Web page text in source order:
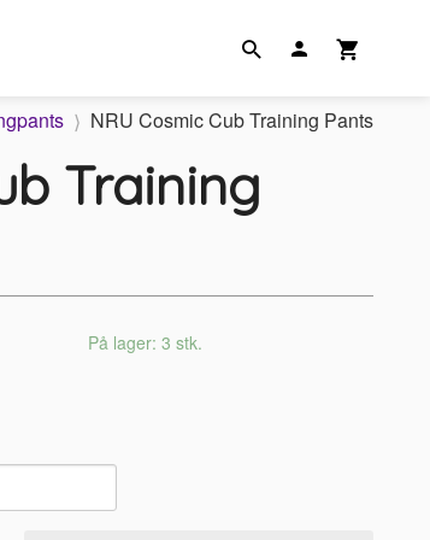
NRU Cosmic Cub Training Pants
Training
På lager: 3 stk.